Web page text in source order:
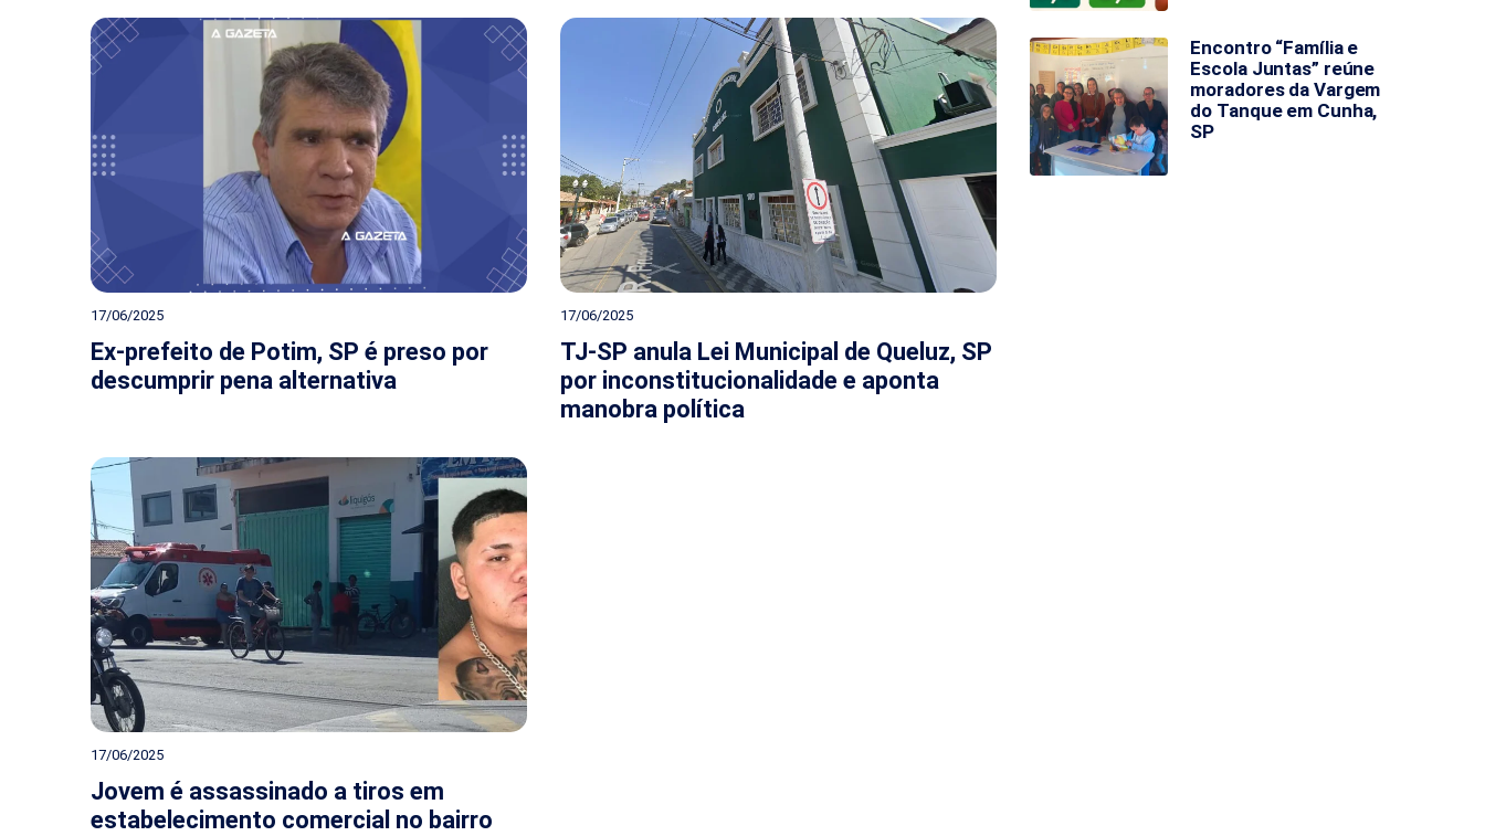
17/06/2025
Ex-prefeito de Potim, SP é preso por
descumprir pena alternativa
17/06/2025
TJ-SP anula Lei Municipal de Queluz, SP
por inconstitucionalidade e aponta
manobra política
17/06/2025
Jovem é assassinado a tiros em
estabelecimento comercial no bairro
Encontro “Família e
Escola Juntas” reúne
moradores da Vargem
do Tanque em Cunha,
SP